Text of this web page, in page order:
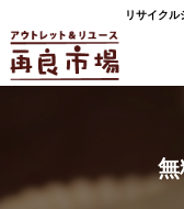
リサイクル